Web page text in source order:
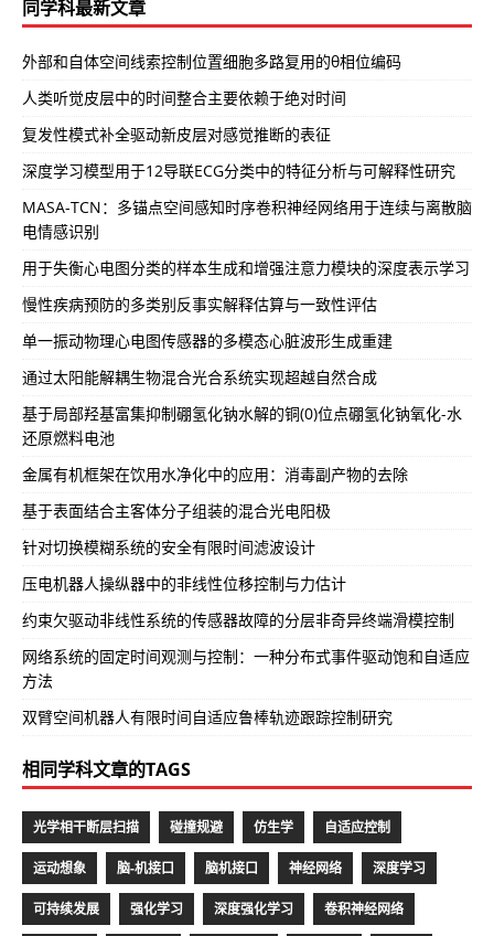
同学科最新文章
外部和自体空间线索控制位置细胞多路复用的θ相位编码
人类听觉皮层中的时间整合主要依赖于绝对时间
复发性模式补全驱动新皮层对感觉推断的表征
深度学习模型用于12导联ECG分类中的特征分析与可解释性研究
MASA-TCN：多锚点空间感知时序卷积神经网络用于连续与离散脑
电情感识别
用于失衡心电图分类的样本生成和增强注意力模块的深度表示学习
慢性疾病预防的多类别反事实解释估算与一致性评估
单一振动物理心电图传感器的多模态心脏波形生成重建
通过太阳能解耦生物混合光合系统实现超越自然合成
基于局部羟基富集抑制硼氢化钠水解的铜(0)位点硼氢化钠氧化-水
还原燃料电池
金属有机框架在饮用水净化中的应用：消毒副产物的去除
基于表面结合主客体分子组装的混合光电阳极
针对切换模糊系统的安全有限时间滤波设计
压电机器人操纵器中的非线性位移控制与力估计
约束欠驱动非线性系统的传感器故障的分层非奇异终端滑模控制
网络系统的固定时间观测与控制：一种分布式事件驱动饱和自适应
方法
双臂空间机器人有限时间自适应鲁棒轨迹跟踪控制研究
相同学科文章的TAGS
光学相干断层扫描 碰撞规避 仿生学 自适应控制
运动想象 脑-机接口 脑机接口 神经网络 深度学习
可持续发展 强化学习 深度强化学习 卷积神经网络